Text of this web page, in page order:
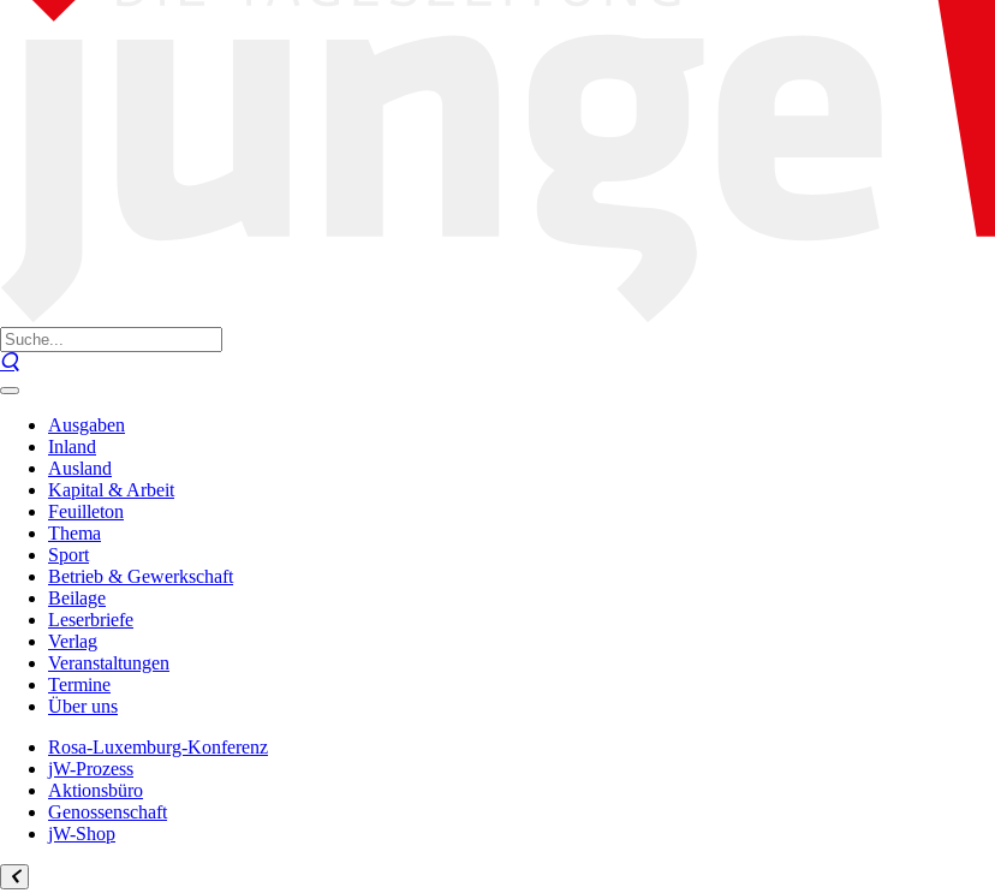
Ausgaben
Inland
Ausland
Kapital & Arbeit
Feuilleton
Thema
Sport
Betrieb & Gewerkschaft
Beilage
Leserbriefe
Verlag
Veranstaltungen
Termine
Über uns
Rosa-Luxemburg-Konferenz
jW-Prozess
Aktionsbüro
Genossenschaft
jW-Shop